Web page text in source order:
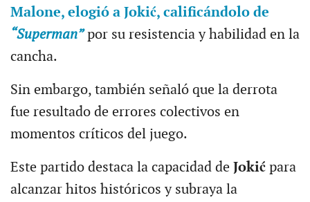
Malone, elogió a Jokić, calificándolo de
“Superman” por su resistencia y habilidad en la
cancha.
Sin embargo, también señaló que la derrota
fue resultado de errores colectivos en
momentos críticos del juego.
Este partido destaca la capacidad de Jokić para
alcanzar hitos históricos y subraya la